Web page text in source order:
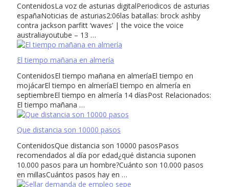
ContenidosLa voz de asturias digitalPeriodicos de asturias
españaNoticias de asturias2:06las batallas: brock ashby
contra jackson parfitt ‘waves’ | the voice the voice
australiayoutube – 13 …
El tiempo mañana en almería
ContenidosEl tiempo mañana en almeríaEl tiempo en
mojácarEl tiempo en almeríaEl tiempo en almería en
septiembreEl tiempo en almería 14 díasPost Relacionados:
El tiempo mañana …
Que distancia son 10000 pasos
ContenidosQue distancia son 10000 pasosPasos
recomendados al día por edad¿qué distancia suponen
10.000 pasos para un hombre?Cuánto son 10.000 pasos
en millasCuántos pasos hay en …